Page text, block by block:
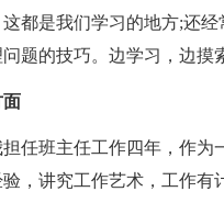
都是我们学习的地方;还
题的技巧。边学习，边摸
任班主任工作四年，作
，讲究工作艺术，工作